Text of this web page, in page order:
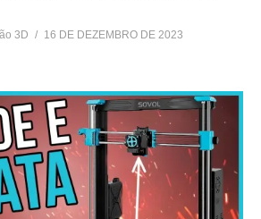
3D
16 DE DEZEMBRO DE 2023